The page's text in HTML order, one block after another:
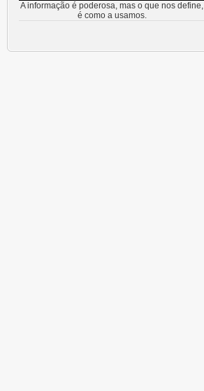
A informação é poderosa, mas o que nos define,
é como a usamos.